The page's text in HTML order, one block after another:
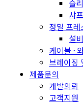
슬
샤
정밀 프레
설
케이블 ·
브레이징
제품문의
개발의뢰
고객지원